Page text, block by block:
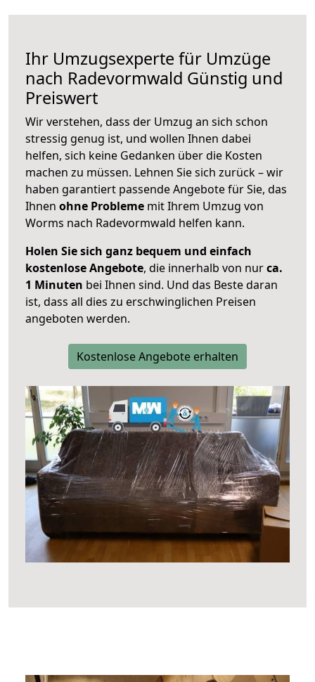
Ihr Umzugsexperte für Umzüge
nach Radevormwald Günstig und
Preiswert
Wir verstehen, dass der Umzug an sich schon
stressig genug ist, und wollen Ihnen dabei
helfen, sich keine Gedanken über die Kosten
machen zu müssen. Lehnen Sie sich zurück – wir
haben garantiert passende Angebote für Sie, das
Ihnen ohne Probleme mit Ihrem Umzug von
Worms nach Radevormwald helfen kann.
Holen Sie sich ganz bequem und einfach
kostenlose Angebote, die innerhalb von nurca.
1 Minuten bei Ihnen sind. Und das Beste daran
ist, dass all dies zu erschwinglichen Preisen
angeboten werden.
Kostenlose Angebote erhalten